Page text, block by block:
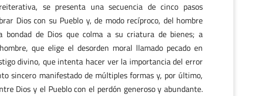
se presenta una secuencia de cinco pasos
Dios con su Pueblo y, de modo recíproco, del hombre
de Dios que colma a su criatura de bienes; a
que elige el desorden moral llamado pecado en
divino, que intenta hacer ver la importancia del error
sincero manifestado de múltiples formas y, por último,
Dios y el Pueblo con el perdón generoso y abundante.